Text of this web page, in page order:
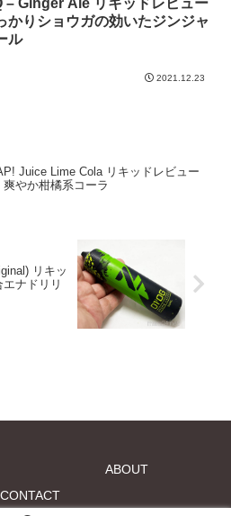
– Ginger Ale リキッドレビュー
かりショウガの効いたジンジャ
ル
2021.12.23
Juice Lime Cola リキッドレビュー
爽やか柑橘系コーラ
リキッ
ナドリリ
ABOUT
CONTACT